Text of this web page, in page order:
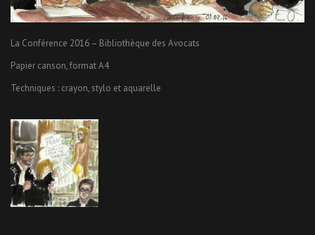
La Conférence 2016 – Bibliothèque des Avocats
Papier canson, format A4
Techniques : crayon, stylo et aquarelle